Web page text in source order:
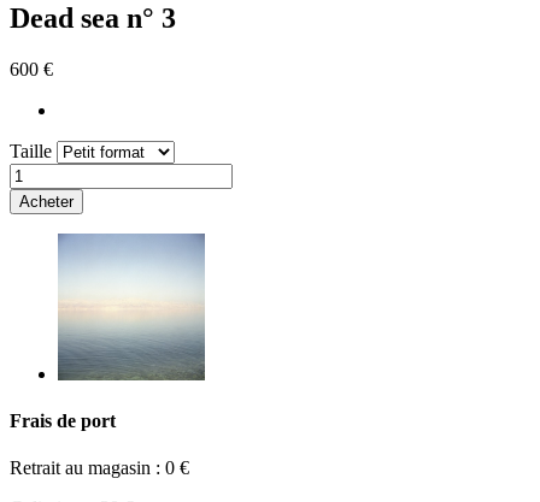
Dead sea n° 3
600 €
Taille
Acheter
Frais de port
Retrait au magasin : 0 €